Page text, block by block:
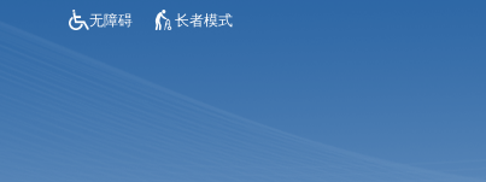
无障碍 长者模式